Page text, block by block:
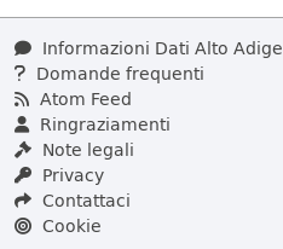
Informazioni Dati Alto Adige
Domande frequenti
Atom Feed
Ringraziamenti
Note legali
Privacy
Contattaci
Cookie